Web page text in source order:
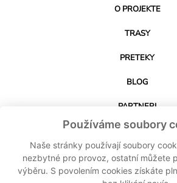
Používáme soubory
Naše stránky používají soubory
nezbytné pro provoz, ostatní můžete
výběru. S povolením cookies získáte
O PROJEKTE
TRASY
PRETEKY
BLOG
PARTNERI
KONTAKT
STIAHNUŤ APLIKÁCIU